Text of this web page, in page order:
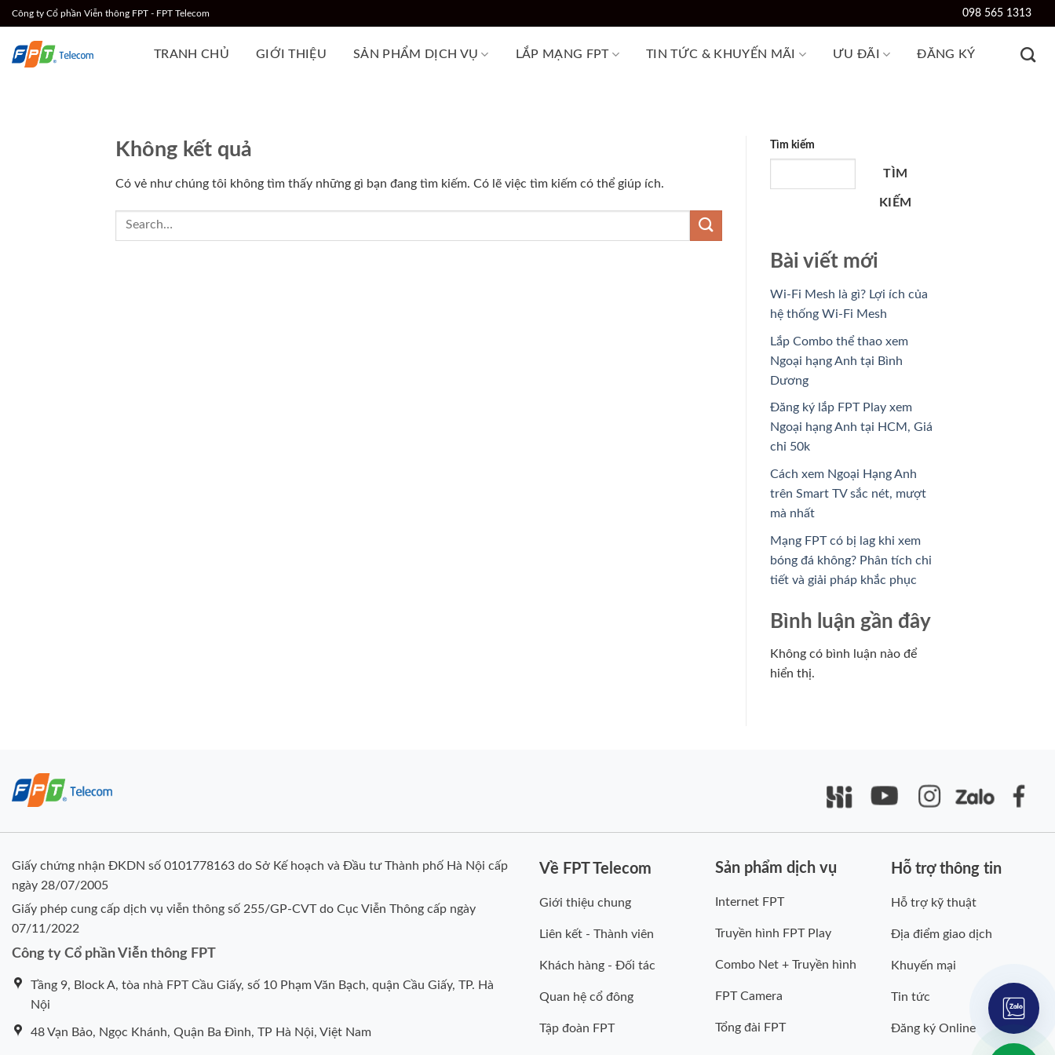
Chuyển
đến
nội
dung
Công ty Cổ phần Viễn thông FPT - FPT Telecom 098 565 1313
TRANH CHỦ GIỚI THIỆU SẢN PHẨM DỊCH VỤ LẮP MẠNG FPT TIN TỨC & KHUYẾN MÃI ƯU ĐÃI ĐĂNG KÝ
Không kết quả
Có vẻ như chúng tôi không tìm thấy những gì bạn đang tìm kiếm. Có lẽ việc tìm kiếm có thể giúp ích.
Tìm kiếm
TÌM
KIẾM
Bài viết mới
Wi-Fi Mesh là gì? Lợi ích của
hệ thống Wi-Fi Mesh
Lắp Combo thể thao xem
Ngoại hạng Anh tại Bình
Dương
Đăng ký lắp FPT Play xem
Ngoại hạng Anh tại HCM, Giá
chỉ 50k
Cách xem Ngoại Hạng Anh
trên Smart TV sắc nét, mượt
mà nhất
Mạng FPT có bị lag khi xem
bóng đá không? Phân tích chi
tiết và giải pháp khắc phục
Bình luận gần đây
Không có bình luận nào để
hiển thị.
Giấy chứng nhận ĐKDN số 0101778163 do Sở Kế hoạch và Đầu tư Thành phố Hà Nội cấp
ngày 28/07/2005
Giấy phép cung cấp dịch vụ viễn thông số 255/GP-CVT do Cục Viễn Thông cấp ngày
07/11/2022
Công ty Cổ phần Viễn thông FPT
Tầng 9, Block A, tòa nhà FPT Cầu Giấy, số 10 Phạm Văn Bạch, quận Cầu Giấy, TP. Hà
Nội
48 Vạn Bảo, Ngọc Khánh, Quận Ba Đình, TP Hà Nội, Việt Nam
Về FPT Telecom
Giới thiệu chung
Liên kết - Thành viên
Khách hàng - Đối tác
Quan hệ cổ đông
Tập đoàn FPT
Sản phẩm dịch vụ
Internet FPT
Truyền hình FPT Play
Combo Net + Truyền hình
FPT Camera
Tổng đài FPT
Hỗ trợ thông tin
Hỗ trợ kỹ thuật
Địa điểm giao dịch
Khuyến mại
Tin tức
Đăng ký Online